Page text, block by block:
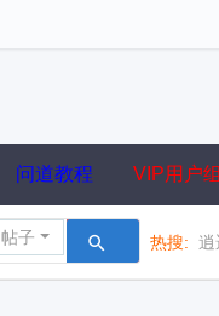
问道教程 VIP用户
帖子 热搜: 逍